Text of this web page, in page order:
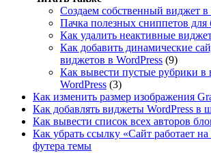
Создаем собственный виджет в
Пачка полезных сниппетов для
Как удалить неактивные
Как добавить динамические
виджетов в WordPress (9)
Как вывести пустые рубрики в
WordPress (3)
Как изменить размер изображения
Как добавлять виджеты WordPress в
Как вывести список всех авторов
Как убрать ссылку «Сайт работает на
футера темы